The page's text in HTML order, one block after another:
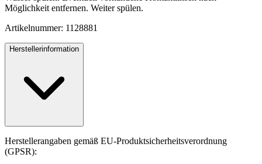
Möglichkeit entfernen. Weiter spülen.
Artikelnummer: 1128881
Herstellerinformation
Herstellerangaben gemäß EU-Produktsicherheitsverordnung
(GPSR):